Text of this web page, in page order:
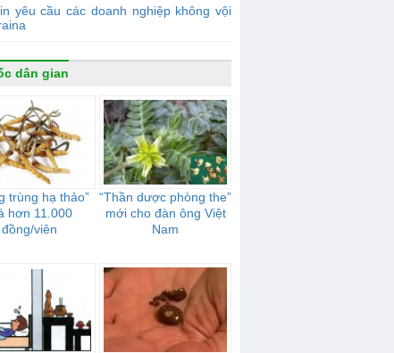
yêu cầu các doanh nghiệp không vội
dân gian
trùng hạ thảo”
hơn 11.000
đồng/viên
“Thần dược phòng the”
mới cho đàn ông Việt
Nam